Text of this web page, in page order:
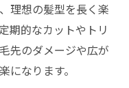
理想の髪型を長く楽
期的なカットやトリ
先のダメージや広が
になります。